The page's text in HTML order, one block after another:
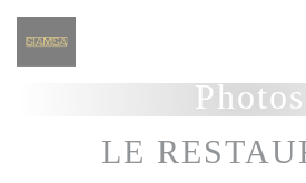
Personnalisation de vos choix en matière de
Photos
LE